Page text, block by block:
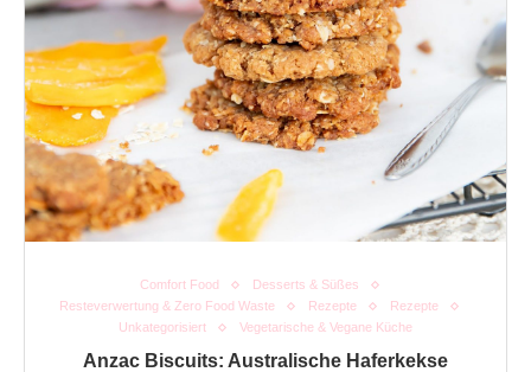
Comfort Food
Desserts & Süßes
Resteverwertung & Zero Food Waste
Rezepte
Rezepte
Unkategorisiert
Vegetarische & Vegane Küche
Anzac Biscuits: Australische Haferkekse